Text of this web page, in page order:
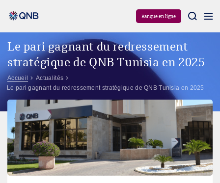
Banque en ligne
Le pari gagnant du redressement
stratégique de QNB Tunisia en 2025
Accueil
Actualités
Le pari gagnant du redressement stratégique de QNB Tunisia en 2025